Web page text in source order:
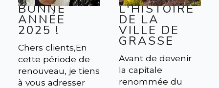
BONNE
ANNÉE
2025 !
Chers clients,En
cette période de
renouveau, je tiens
à vous adresser
L'HISTOIRE
DE LA
VILLE DE
GRASSE
Avant de devenir
la capitale
renommée du